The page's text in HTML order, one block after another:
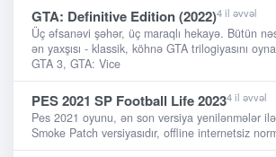
GTA: Definitive Edition (2022)4 il əvvəl
Üç əfsanəvi şəhər, üç maraqlı hekayə. Bütün
ən yaxşısı - klassik, köhnə GTA trilogiyasını
GTA 3, GTA: Vice
PES 2021 SP Football Life 20234 il əvvəl
Pes 2021 oyunu, ən son versiya yenilənmələr
Smoke Patch versiyasıdır, offline internetsiz